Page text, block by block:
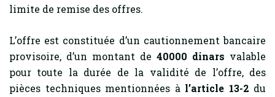
limite de remise des offres.
L’offre est constituée d’un cautionnement bancaire
provisoire, d’un montant de 40000 dinars valable
pour toute la durée de la validité de l’offre, des
pièces techniques mentionnées à l’article 13-2 du